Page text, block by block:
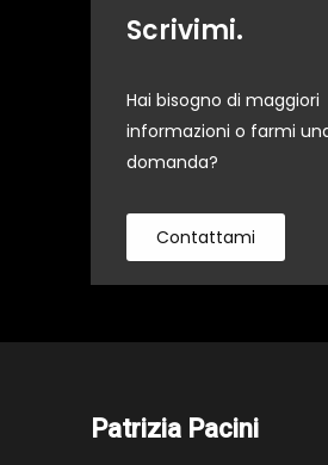
Scrivimi.
Hai bisogno di maggiori
informazioni o farmi
domanda?
Contattami
Patrizia Pacini